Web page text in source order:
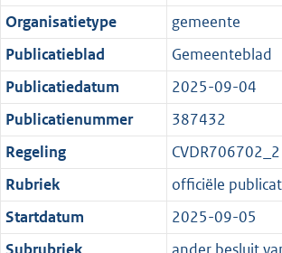
Organisatietype
gemeente
Publicatieblad
Gemeenteblad
Publicatiedatum
2025-09-04
Publicatienummer
387432
Regeling
CVDR706702_2
Rubriek
officiële
Startdatum
2025-09-05